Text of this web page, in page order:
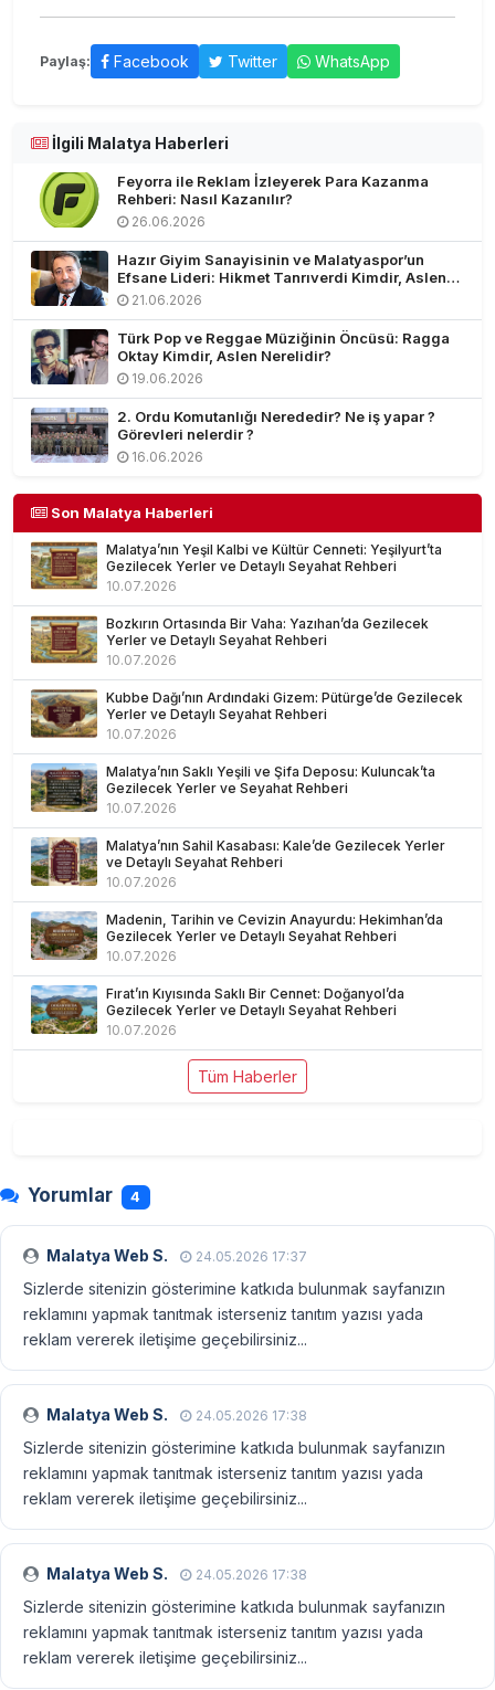
Paylaş: Facebook Twitter WhatsApp
İlgili Malatya Haberleri
Feyorra ile Reklam İzleyerek Para Kazanma
Rehberi: Nasıl Kazanılır?
26.06.2026
Hazır Giyim Sanayisinin ve Malatyaspor’un
Efsane Lideri: Hikmet Tanrıverdi Kimdir, Aslen
Nerelidir?
21.06.2026
Türk Pop ve Reggae Müziğinin Öncüsü: Ragga
Oktay Kimdir, Aslen Nerelidir?
19.06.2026
2. Ordu Komutanlığı Nerededir? Ne iş yapar ?
Görevleri nelerdir ?
16.06.2026
Son Malatya Haberleri
Malatya’nın Yeşil Kalbi ve Kültür Cenneti: Yeşilyurt’ta
Gezilecek Yerler ve Detaylı Seyahat Rehberi
10.07.2026
Bozkırın Ortasında Bir Vaha: Yazıhan’da Gezilecek
Yerler ve Detaylı Seyahat Rehberi
10.07.2026
Kubbe Dağı’nın Ardındaki Gizem: Pütürge’de Gezilecek
Yerler ve Detaylı Seyahat Rehberi
10.07.2026
Malatya’nın Saklı Yeşili ve Şifa Deposu: Kuluncak’ta
Gezilecek Yerler ve Seyahat Rehberi
10.07.2026
Malatya’nın Sahil Kasabası: Kale’de Gezilecek Yerler
ve Detaylı Seyahat Rehberi
10.07.2026
Madenin, Tarihin ve Cevizin Anayurdu: Hekimhan’da
Gezilecek Yerler ve Detaylı Seyahat Rehberi
10.07.2026
Fırat’ın Kıyısında Saklı Bir Cennet: Doğanyol’da
Gezilecek Yerler ve Detaylı Seyahat Rehberi
10.07.2026
Tüm Haberler
Yorumlar 4
Malatya Web S. 24.05.2026 17:37
Sizlerde sitenizin gösterimine katkıda bulunmak sayfanızın
reklamını yapmak tanıtmak isterseniz tanıtım yazısı yada
reklam vererek iletişime geçebilirsiniz...
Malatya Web S. 24.05.2026 17:38
Sizlerde sitenizin gösterimine katkıda bulunmak sayfanızın
reklamını yapmak tanıtmak isterseniz tanıtım yazısı yada
reklam vererek iletişime geçebilirsiniz...
Malatya Web S. 24.05.2026 17:38
Sizlerde sitenizin gösterimine katkıda bulunmak sayfanızın
reklamını yapmak tanıtmak isterseniz tanıtım yazısı yada
reklam vererek iletişime geçebilirsiniz...